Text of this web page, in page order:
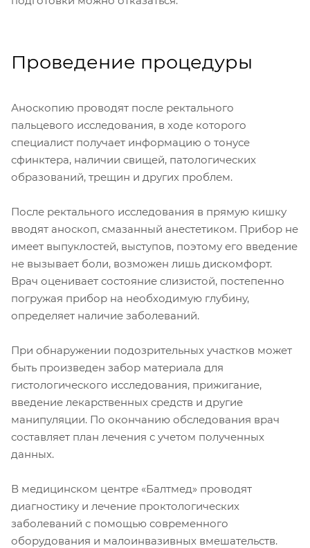
Проведение процедуры
Аноскопию проводят после ректального
пальцевого исследования, в ходе которого
специалист получает информацию о тонусе
сфинктера, наличии свищей, патологических
образований, трещин и других проблем.
После ректального исследования в прямую кишку
вводят аноскоп, смазанный анестетиком. Прибор не
имеет выпуклостей, выступов, поэтому его введение
не вызывает боли, возможен лишь дискомфорт.
Врач оценивает состояние слизистой, постепенно
погружая прибор на необходимую глубину,
определяет наличие заболеваний.
При обнаружении подозрительных участков может
быть произведен забор материала для
гистологического исследования, прижигание,
введение лекарственных средств и другие
манипуляции. По окончанию обследования врач
составляет план лечения с учетом полученных
данных.
В медицинском центре «Балтмед» проводят
диагностику и лечение проктологических
заболеваний с помощью современного
оборудования и малоинвазивных вмешательств.